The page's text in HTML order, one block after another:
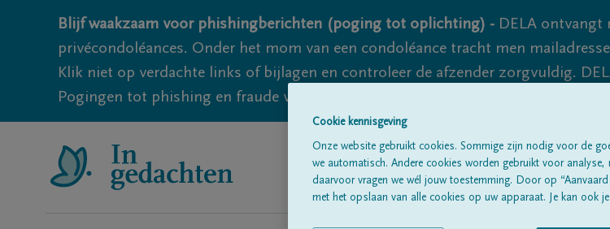
Blijf waakzaam voor phishingberichten (poging tot oplichting) - DELA ontvangt
privécondoléances. Onder het mom van een condoléance tracht men
Klik niet op verdachte links of bijlagen en controleer de afzender zorgvuldig.
Pogingen tot phishing en fraude vallen echter nooit volledig uit te sluiten, dus
Alle
Cookie kennisgeving
Onze website gebruikt cookies. Sommige zijn nodig voor de
we automatisch. Andere cookies worden gebruikt voor analyse,
daarvoor vragen we wél jouw toestemming. Door op
met het opslaan van alle cookies op uw apparaat. Je kan ook